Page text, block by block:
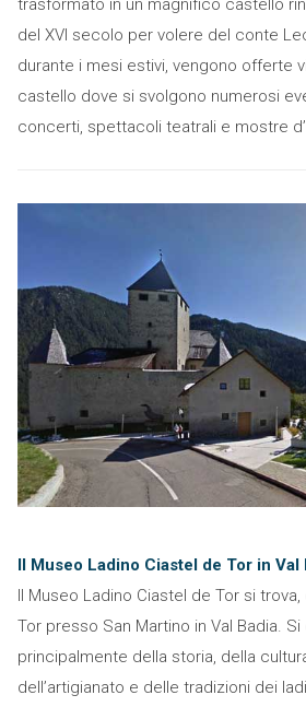
trasformato in un magnifico castello
del XVI secolo per volere del conte
durante i mesi estivi, vengono offerte
castello dove si svolgono numerosi
concerti, spettacoli teatrali e mostre
Il Museo Ladino Ciastel de Tor in Val
Il Museo Ladino Ciastel de Tor si trova,
Tor presso San Martino in Val Badia.
principalmente della storia, della
dell’artigianato e delle tradizioni dei